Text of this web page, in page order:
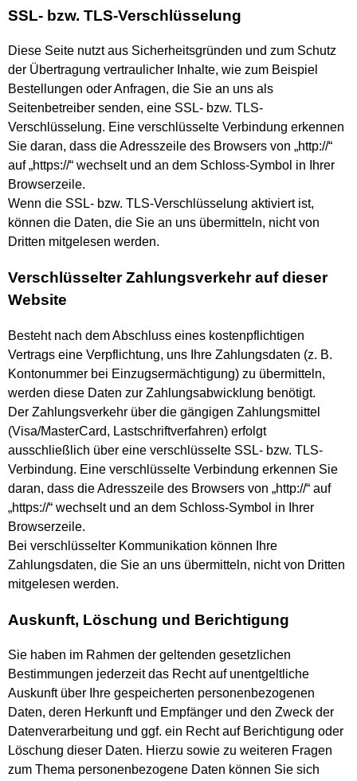
SSL- bzw. TLS-Verschlüsselung
Diese Seite nutzt aus Sicherheitsgründen und zum Schutz
der Übertragung vertraulicher Inhalte, wie zum Beispiel
Bestellungen oder Anfragen, die Sie an uns als
Seitenbetreiber senden, eine SSL- bzw. TLS-
Verschlüsselung. Eine verschlüsselte Verbindung erkennen
Sie daran, dass die Adresszeile des Browsers von „http://“
auf „https://“ wechselt und an dem Schloss-Symbol in Ihrer
Browserzeile.
Wenn die SSL- bzw. TLS-Verschlüsselung aktiviert ist,
können die Daten, die Sie an uns übermitteln, nicht von
Dritten mitgelesen werden.
Verschlüsselter Zahlungsverkehr auf dieser
Website
Besteht nach dem Abschluss eines kostenpflichtigen
Vertrags eine Verpflichtung, uns Ihre Zahlungsdaten (z. B.
Kontonummer bei Einzugsermächtigung) zu übermitteln,
werden diese Daten zur Zahlungsabwicklung benötigt.
Der Zahlungsverkehr über die gängigen Zahlungsmittel
(Visa/MasterCard, Lastschriftverfahren) erfolgt
ausschließlich über eine verschlüsselte SSL- bzw. TLS-
Verbindung. Eine verschlüsselte Verbindung erkennen Sie
daran, dass die Adresszeile des Browsers von „http://“ auf
„https://“ wechselt und an dem Schloss-Symbol in Ihrer
Browserzeile.
Bei verschlüsselter Kommunikation können Ihre
Zahlungsdaten, die Sie an uns übermitteln, nicht von Dritten
mitgelesen werden.
Auskunft, Löschung und Berichtigung
Sie haben im Rahmen der geltenden gesetzlichen
Bestimmungen jederzeit das Recht auf unentgeltliche
Auskunft über Ihre gespeicherten personenbezogenen
Daten, deren Herkunft und Empfänger und den Zweck der
Datenverarbeitung und ggf. ein Recht auf Berichtigung oder
Löschung dieser Daten. Hierzu sowie zu weiteren Fragen
zum Thema personenbezogene Daten können Sie sich